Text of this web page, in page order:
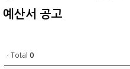
예산서 공고
ㆍTotal 0